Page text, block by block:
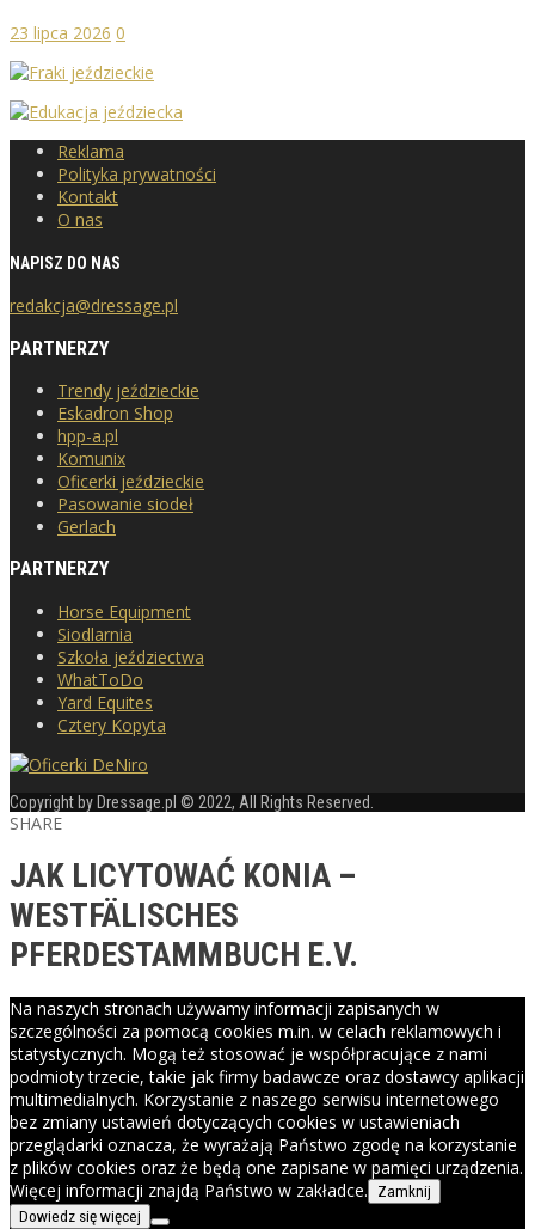
23 lipca 2026 0
Reklama
Polityka prywatności
Kontakt
O nas
NAPISZ DO NAS
redakcja@dressage.pl
PARTNERZY
Trendy jeździeckie
Eskadron Shop
hpp-a.pl
Komunix
Oficerki jeździeckie
Pasowanie siodeł
Gerlach
PARTNERZY
Horse Equipment
Siodlarnia
Szkoła jeździectwa
WhatToDo
Yard Equites
Cztery Kopyta
Copyright by Dressage.pl © 2022, All Rights Reserved.
SHARE
JAK LICYTOWAĆ KONIA –
WESTFÄLISCHES
PFERDESTAMMBUCH E.V.
Na naszych stronach używamy informacji zapisanych w
szczególności za pomocą cookies m.in. w celach reklamowych i
statystycznych. Mogą też stosować je współpracujące z nami
podmioty trzecie, takie jak firmy badawcze oraz dostawcy aplikacji
multimedialnych. Korzystanie z naszego serwisu internetowego
bez zmiany ustawień dotyczących cookies w ustawieniach
przeglądarki oznacza, że wyrażają Państwo zgodę na korzystanie
z plików cookies oraz że będą one zapisane w pamięci urządzenia.
Więcej informacji znajdą Państwo w zakładce.
Zamknij
Dowiedz się więcej